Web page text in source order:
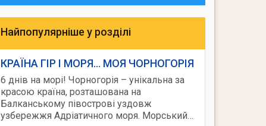
Найпопулярніше у розділі
КРАЇНА ГІР І МОРЯ... МОЯ ЧОРНОГОРІЯ
6 днів на морі! Чорногорія – унікальна за
красою країна, розташована на
Балканському півострові уздовж
узбережжя Адріатичного моря. Морський…